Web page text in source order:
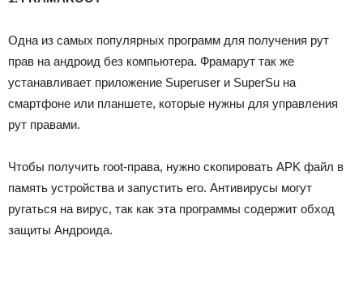
Одна из самых популярных программ для получения рут
прав на андроид без компьютера. Фрамарут так же
устанавливает приложение Superuser и SuperSu на
смартфоне или планшете, которые нужны для управления
рут правами.
Чтобы получить root-права, нужно скопировать APK файл в
память устройства и запустить его. Антивирусы могут
ругаться на вирус, так как эта программы содержит обход
защиты Андроида.